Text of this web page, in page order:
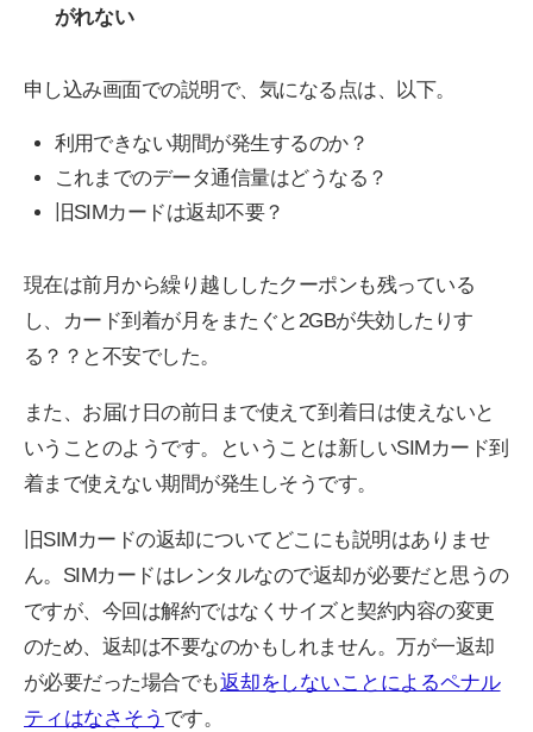
がれない
申し込み画面での説明で、気になる点は、以下。
利用できない期間が発生するのか？
これまでのデータ通信量はどうなる？
旧SIMカードは返却不要？
現在は前月から繰り越ししたクーポンも残っている
し、カード到着が月をまたぐと2GBが失効したりす
る？？と不安でした。
また、お届け日の前日まで使えて到着日は使えないと
いうことのようです。ということは新しいSIMカード到
着まで使えない期間が発生しそうです。
旧SIMカードの返却についてどこにも説明はありませ
ん。SIMカードはレンタルなので返却が必要だと思うの
ですが、今回は解約ではなくサイズと契約内容の変更
のため、返却は不要なのかもしれません。万が一返却
が必要だった場合でも返却をしないことによるペナル
ティはなさそう です。